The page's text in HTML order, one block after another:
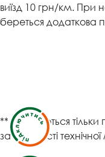
виїзд 10 грн/км. При
береться додаткова
** виконуються
за наявності